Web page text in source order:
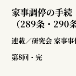
家事調停の手
（289条・290
連載／研究会 家事
第8回・完